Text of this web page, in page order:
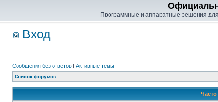
Программные и аппаратные решения
Вход
Сообщения без ответов | Активные темы
Список форумов